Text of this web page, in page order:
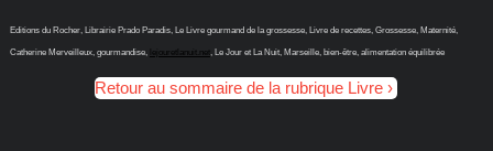
Editions du Rocher, Librairie Prado Paradis, Le Livre gourmand de la grossesse, Livre de recettes, Grossesse, Maternité,
Catherine Merveilleux, gourmandise, lejouretlanuit.net, Le Jour et La Nuit, Marseille, bien-être, alimentation équilibrée
Retour au sommaire de la rubrique Livre